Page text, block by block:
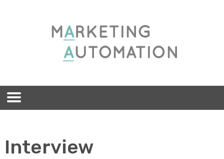
Interview